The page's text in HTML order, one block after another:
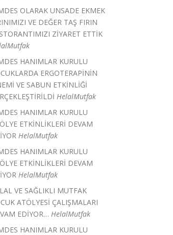
OLARAK UNSADE EKMEK
VE DEĞER TAŞ FIRIN
ZİYARET ETTİK
HANIMLAR KURULU
ERGOTERAPİNİN
VE SABUN ETKİNLİĞİ
HelalMutfak
HANIMLAR KURULU
ETKİNLİKLERİ DEVAM
HelalMutfak
HANIMLAR KURULU
ETKİNLİKLERİ DEVAM
HelalMutfak
VE SAĞLIKLI MUTFAK
ATÖLYESİ ÇALIŞMALARI
EDİYOR… HelalMutfak
HANIMLAR KURULU